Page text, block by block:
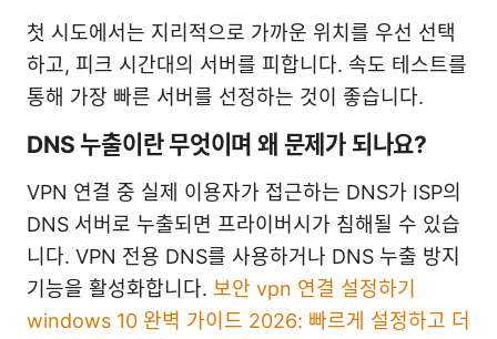
첫 시도에서는 지리적으로 가까운 위치를 우선 선택
하고, 피크 시간대의 서버를 피합니다. 속도 테스트를
통해 가장 빠른 서버를 선정하는 것이 좋습니다.
DNS 누출이란 무엇이며 왜 문제가 되나요?
VPN 연결 중 실제 이용자가 접근하는 DNS가 ISP의
DNS 서버로 누출되면 프라이버시가 침해될 수 있습
니다. VPN 전용 DNS를 사용하거나 DNS 누출 방지
기능을 활성화합니다. 보안 vpn 연결 설정하기
windows 10 완벽 가이드 2026: 빠르게 설정하고 더